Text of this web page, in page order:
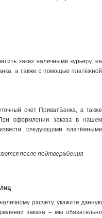
заказ наличными курьеру, на
а также с помощью платёжной
счет ПриватБанка, а также
оформлении заказа в нашем
следующими платёжными
после подтверждения
расчету, укажите данную
заказа – мы обязательно